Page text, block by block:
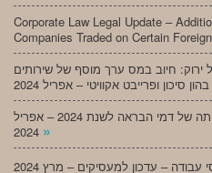
Corporate Law Legal Update –
Companies Traded on Certain
ירוק: חיוב במס ערך מוסף של שירותים
מעו”דכן יחסי עבודה – הקפאה והפחתה של דמי הבראה לשנת 2024 – אפריל
»